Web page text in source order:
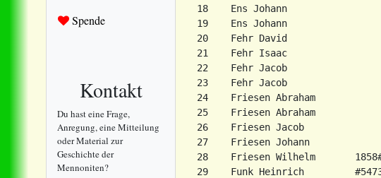
Spende
Kontakt
Du hast eine Frage,
Anregung, eine Mitteilung
oder Material zur
Geschichte der
Mennoniten?
18    Ens Johann
19    Ens Johann
20    Fehr David
21    Fehr Isaac
22    Fehr Jacob
23    Fehr Jacob
24    Friesen Abraham
25    Friesen Abraham
26    Friesen Jacob
27    Friesen Johann
28    Friesen Wilhelm
29    Funk Heinrich